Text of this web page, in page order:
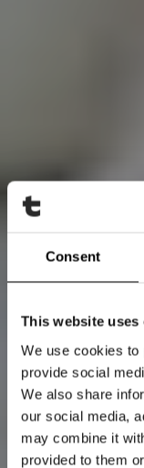
Consent
This website uses
We use cookies to
provide social
We also share
our social media,
may combine it
provided to them